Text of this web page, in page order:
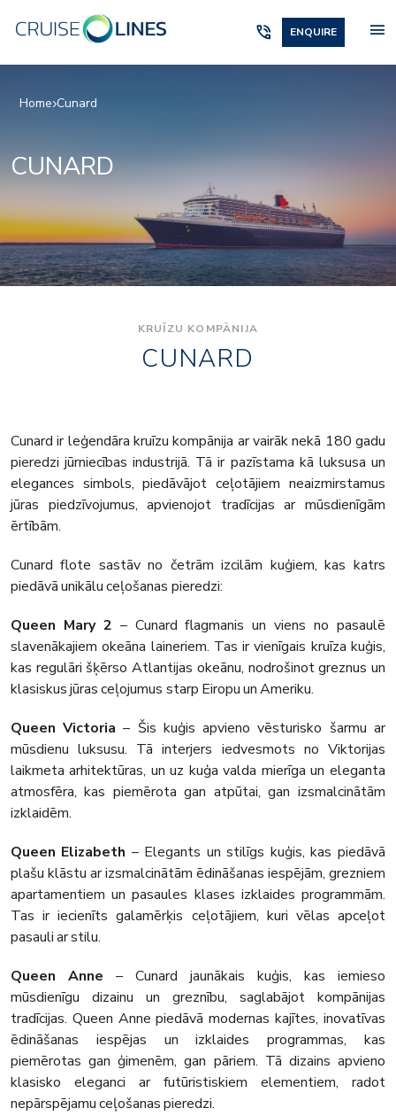
phone_in_talk ENQUIRE menu
Home Cunard
CUNARD
KRUĪZU KOMPĀNIJA
CUNARD
Cunard ir leģendāra kruīzu kompānija ar vairāk nekā 180 gadu
pieredzi jūrniecības industrijā. Tā ir pazīstama kā luksusa un
elegances simbols, piedāvājot ceļotājiem neaizmirstamus
jūras piedzīvojumus, apvienojot tradīcijas ar mūsdienīgām
ērtībām.
Cunard flote sastāv no četrām izcilām kuģiem, kas katrs
piedāvā unikālu ceļošanas pieredzi:
Queen Mary 2 – Cunard flagmanis un viens no pasaulē
slavenākajiem okeāna laineriem. Tas ir vienīgais kruīza kuģis,
kas regulāri šķērso Atlantijas okeānu, nodrošinot greznus un
klasiskus jūras ceļojumus starp Eiropu un Ameriku.
Queen Victoria – Šis kuģis apvieno vēsturisko šarmu ar
mūsdienu luksusu. Tā interjers iedvesmots no Viktorijas
laikmeta arhitektūras, un uz kuģa valda mierīga un eleganta
atmosfēra, kas piemērota gan atpūtai, gan izsmalcinātām
izklaidēm.
Queen Elizabeth – Elegants un stilīgs kuģis, kas piedāvā
plašu klāstu ar izsmalcinātām ēdināšanas iespējām, grezniem
apartamentiem un pasaules klases izklaides programmām.
Tas ir iecienīts galamērķis ceļotājiem, kuri vēlas apceļot
pasauli ar stilu.
Queen Anne – Cunard jaunākais kuģis, kas iemieso
mūsdienīgu dizainu un greznību, saglabājot kompānijas
tradīcijas. Queen Anne piedāvā modernas kajītes, inovatīvas
ēdināšanas iespējas un izklaides programmas, kas
piemērotas gan ģimenēm, gan pāriem. Tā dizains apvieno
klasisko eleganci ar futūristiskiem elementiem, radot
nepārspējamu ceļošanas pieredzi.